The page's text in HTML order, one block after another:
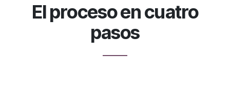
El proceso en cuatro
pasos